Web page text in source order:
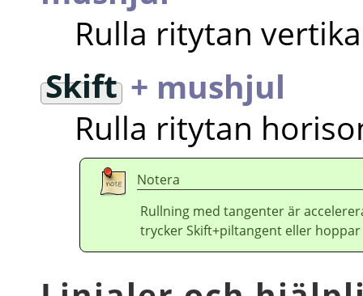
Rulla ritytan
Skift+ mushjul
Rulla ritytan
Notera
Rullning med tangenter är
trycker Skift+piltangent eller